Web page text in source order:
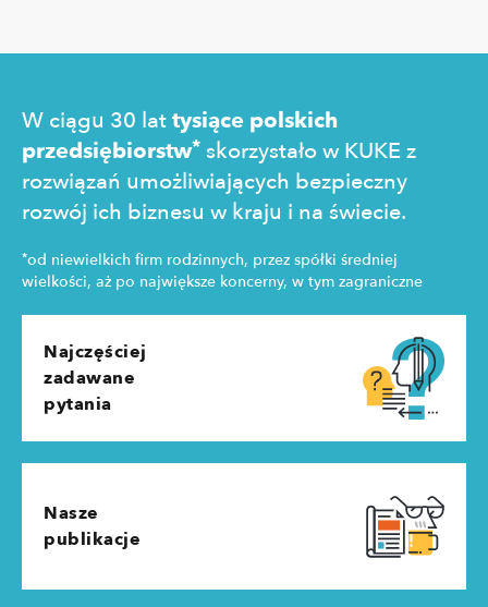
W ciągu 30 lattysiące polskich
przedsiębiorstw* skorzystało w KUKE z
rozwiązań umożliwiających bezpieczny
rozwój ich biznesu w kraju i na świecie.
*od niewielkich firm rodzinnych, przez spółki średniej
wielkości, aż po największe koncerny, w tym zagraniczne
Najczęściej
zadawane
pytania
Nasze
publikacje